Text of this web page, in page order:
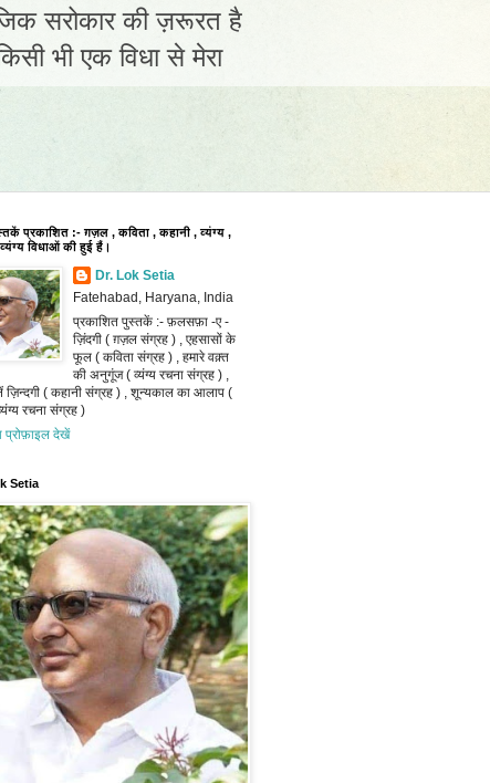
सरोकार की ज़रूरत है
भी एक विधा से मेरा
प्रकाशित :- ग़ज़ल , कविता , कहानी , व्यंग्य ,
विधाओं की हुई हैं।
Dr. Lok Setia
Fatehabad, Haryana, India
प्रकाशित पुस्तकें :- फ़लसफ़ा -ए -
ज़िंदगी ( ग़ज़ल संग्रह ) , एहसासों के
फूल ( कविता संग्रह ) , हमारे वक़्त
की अनुगूंज ( व्यंग्य रचना संग्रह ) ,
ज़िन्दगी ( कहानी संग्रह ) , शून्यकाल का आलाप (
रचना संग्रह )
प्रोफ़ाइल देखें
Setia